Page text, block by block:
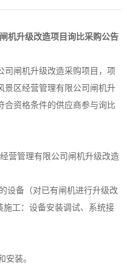
机升级改造项目询比采购公告
司闸机升级改造采购项目，项
景区经营管理有限公司闸机升
合资格条件的供应商参与询比
营管理有限公司闸机升级改造
设备（对已有闸机进行升级改
工：设备安装调试、系统接
安装。